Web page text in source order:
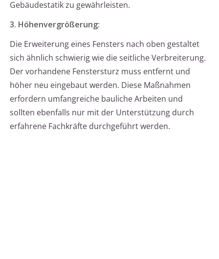
Gebäudestatik zu gewährleisten.
3. Höhenvergrößerung:
Die Erweiterung eines Fensters nach oben gestaltet
sich ähnlich schwierig wie die seitliche Verbreiterung.
Der vorhandene Fenstersturz muss entfernt und
höher neu eingebaut werden. Diese Maßnahmen
erfordern umfangreiche bauliche Arbeiten und
sollten ebenfalls nur mit der Unterstützung durch
erfahrene Fachkräfte durchgeführt werden.